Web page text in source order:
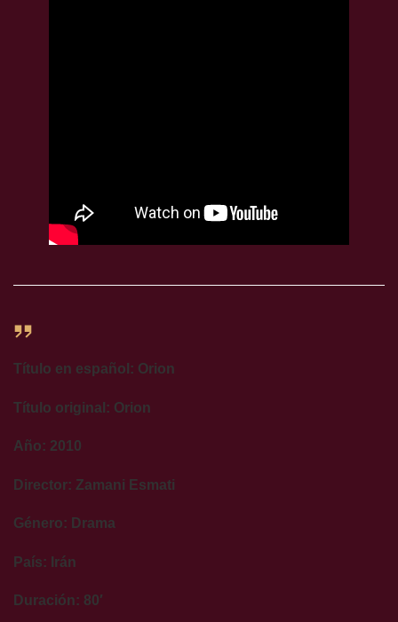
Título en español: Orion
Título original: Orion
Año: 2010
Director: Zamani Esmati
Género: Drama
País: Irán
Duración: 80′